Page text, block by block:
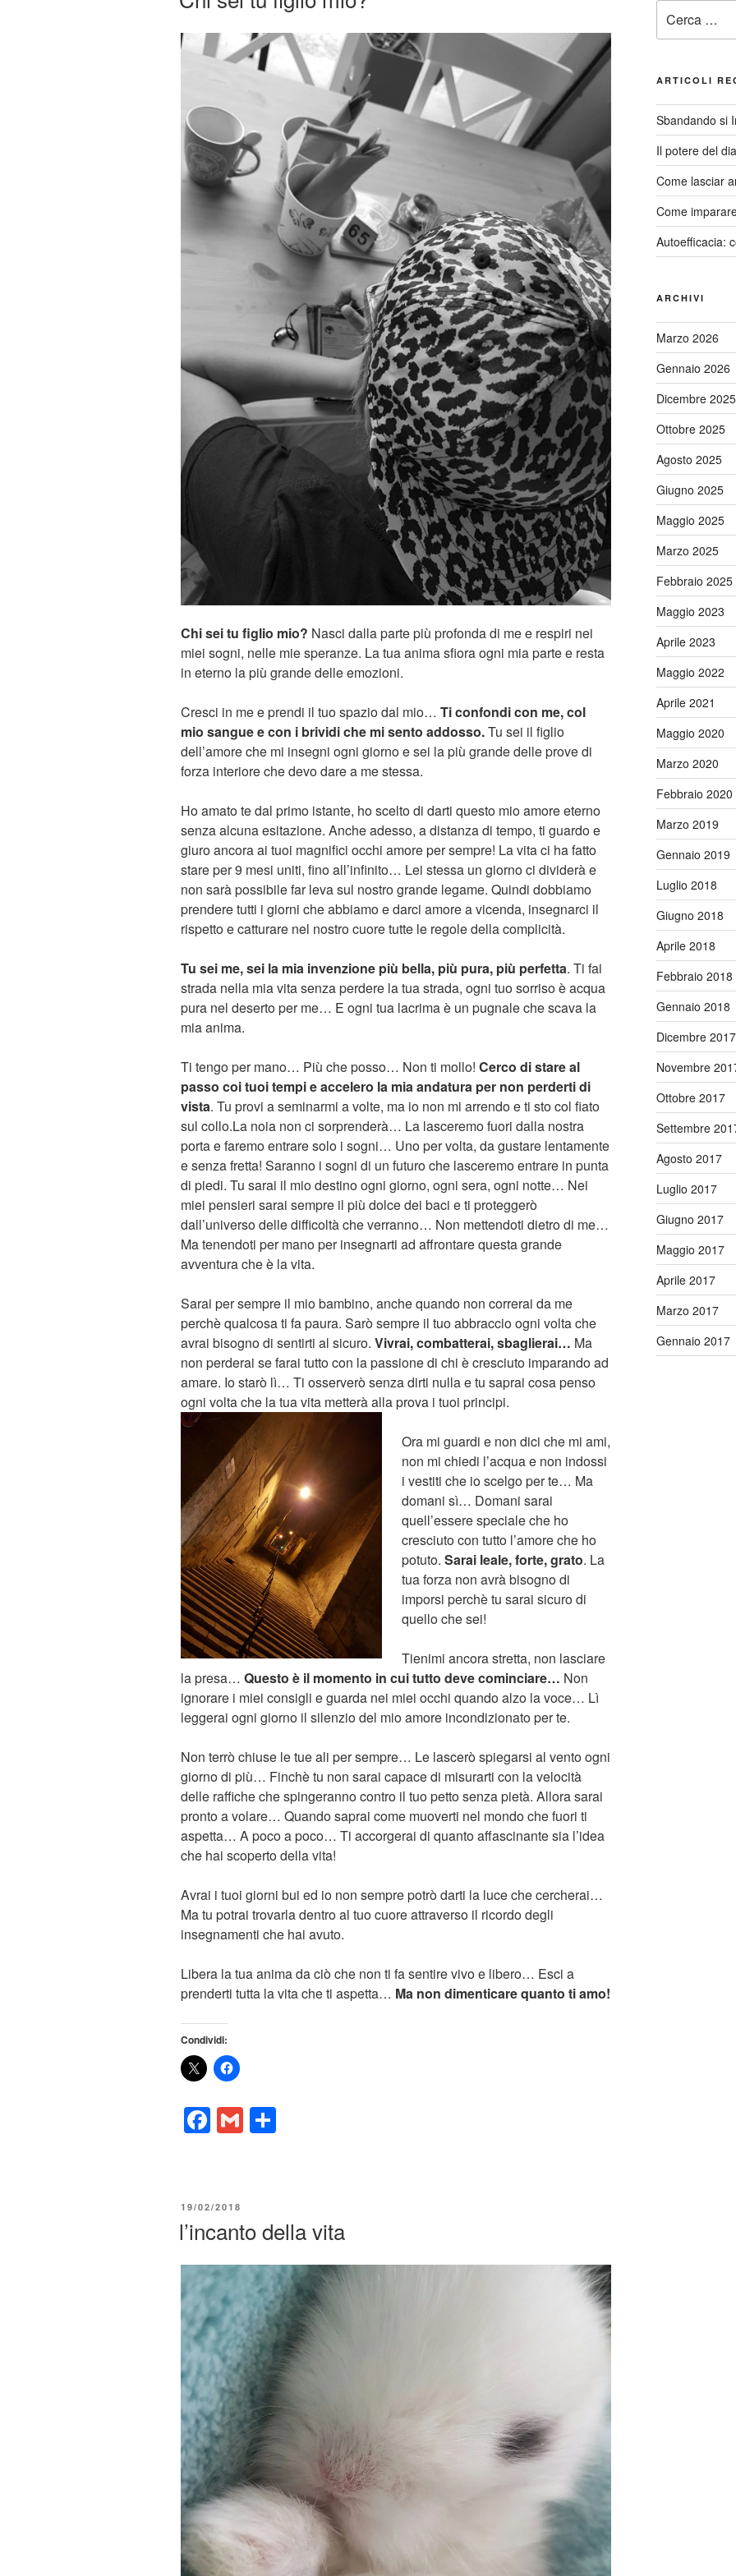
Chi sei tu figlio mio? Nasci dalla parte più profonda di me e respiri nei
miei sogni, nelle mie speranze. La tua anima sfiora ogni mia parte e resta
in eterno la più grande delle emozioni.
Cresci in me e prendi il tuo spazio dal mio… Ti confondi con me, col
mio sangue e con i brividi che mi sento addosso.Tu sei il figlio
dell’amore che mi insegni ogni giorno e sei la più grande delle prove di
forza interiore che devo dare a me stessa.
Ho amato te dal primo istante, ho scelto di darti questo mio amore eterno
senza alcuna esitazione. Anche adesso, a distanza di tempo, ti guardo e
giuro ancora ai tuoi magnifici occhi amore per sempre! La vita ci ha fatto
stare per 9 mesi uniti, fino all’infinito… Lei stessa un giorno ci dividerà e
non sarà possibile far leva sul nostro grande legame. Quindi dobbiamo
prendere tutti i giorni che abbiamo e darci amore a vicenda, insegnarci il
rispetto e catturare nel nostro cuore tutte le regole della complicità.
Tu sei me, sei la mia invenzione più bella, più pura, più perfetta. Ti fai
strada nella mia vita senza perdere la tua strada, ogni tuo sorriso è acqua
pura nel deserto per me… E ogni tua lacrima è un pugnale che scava la
mia anima.
Ti tengo per mano… Più che posso… Non ti mollo! Cerco di stare al
passo coi tuoi tempi e accelero la mia andatura per non perderti di
vista. Tu provi a seminarmi a volte, ma io non mi arrendo e ti sto col fiato
sul collo.La noia non ci sorprenderà… La lasceremo fuori dalla nostra
porta e faremo entrare solo i sogni… Uno per volta, da gustare lentamente
e senza fretta! Saranno i sogni di un futuro che lasceremo entrare in punta
di piedi. Tu sarai il mio destino ogni giorno, ogni sera, ogni notte… Nei
miei pensieri sarai sempre il più dolce dei baci e ti proteggerò
dall’universo delle difficoltà che verranno… Non mettendoti dietro di me…
Ma tenendoti per mano per insegnarti ad affrontare questa grande
avventura che è la vita.
Sarai per sempre il mio bambino, anche quando non correrai da me
perchè qualcosa ti fa paura. Sarò sempre il tuo abbraccio ogni volta che
avrai bisogno di sentirti al sicuro. Vivrai, combatterai, sbaglierai… Ma
non perderai se farai tutto con la passione di chi è cresciuto imparando ad
amare. Io starò lì… Ti osserverò senza dirti nulla e tu saprai cosa penso
ogni volta che la tua vita metterà alla prova i tuoi principi.
Ora mi guardi e non dici che mi ami,
non mi chiedi l’acqua e non indossi
i vestiti che io scelgo per te… Ma
domani sì… Domani sarai
quell’essere speciale che ho
cresciuto con tutto l’amore che ho
potuto. Sarai leale, forte, grato. La
tua forza non avrà bisogno di
imporsi perchè tu sarai sicuro di
quello che sei!
Tienimi ancora stretta, non lasciare
la presa… Questo è il momento in cui tutto deve cominciare… Non
ignorare i miei consigli e guarda nei miei occhi quando alzo la voce… Lì
leggerai ogni giorno il silenzio del mio amore incondizionato per te.
Non terrò chiuse le tue ali per sempre… Le lascerò spiegarsi al vento ogni
giorno di più… Finchè tu non sarai capace di misurarti con la velocità
delle raffiche che spingeranno contro il tuo petto senza pietà. Allora sarai
pronto a volare… Quando saprai come muoverti nel mondo che fuori ti
aspetta… A poco a poco… Ti accorgerai di quanto affascinante sia l’idea
che hai scoperto della vita!
Avrai i tuoi giorni bui ed io non sempre potrò darti la luce che cercherai…
Ma tu potrai trovarla dentro al tuo cuore attraverso il ricordo degli
insegnamenti che hai avuto.
Libera la tua anima da ciò che non ti fa sentire vivo e libero… Esci a
prenderti tutta la vita che ti aspetta… Ma non dimenticare quanto ti amo!
Condividi:
F
e
b
o
o
k
G
vi
di
PUBBLICATO
19/02/2018
l’incanto della vita
ARTICOLI
Sbandando si
Il potere del
Come lasciar
Come
Autoefficacia:
ARCHIVI
Marzo 2026
Gennaio 2026
Dicembre 2025
Ottobre 2025
Agosto 2025
Giugno 2025
Maggio 2025
Marzo 2025
Febbraio 2025
Maggio 2023
Aprile 2023
Maggio 2022
Aprile 2021
Maggio 2020
Marzo 2020
Febbraio 2020
Marzo 2019
Gennaio 2019
Luglio 2018
Giugno 2018
Aprile 2018
Febbraio 2018
Gennaio 2018
Dicembre 2017
Novembre
Ottobre 2017
Settembre
Agosto 2017
Luglio 2017
Giugno 2017
Maggio 2017
Aprile 2017
Marzo 2017
Gennaio 2017